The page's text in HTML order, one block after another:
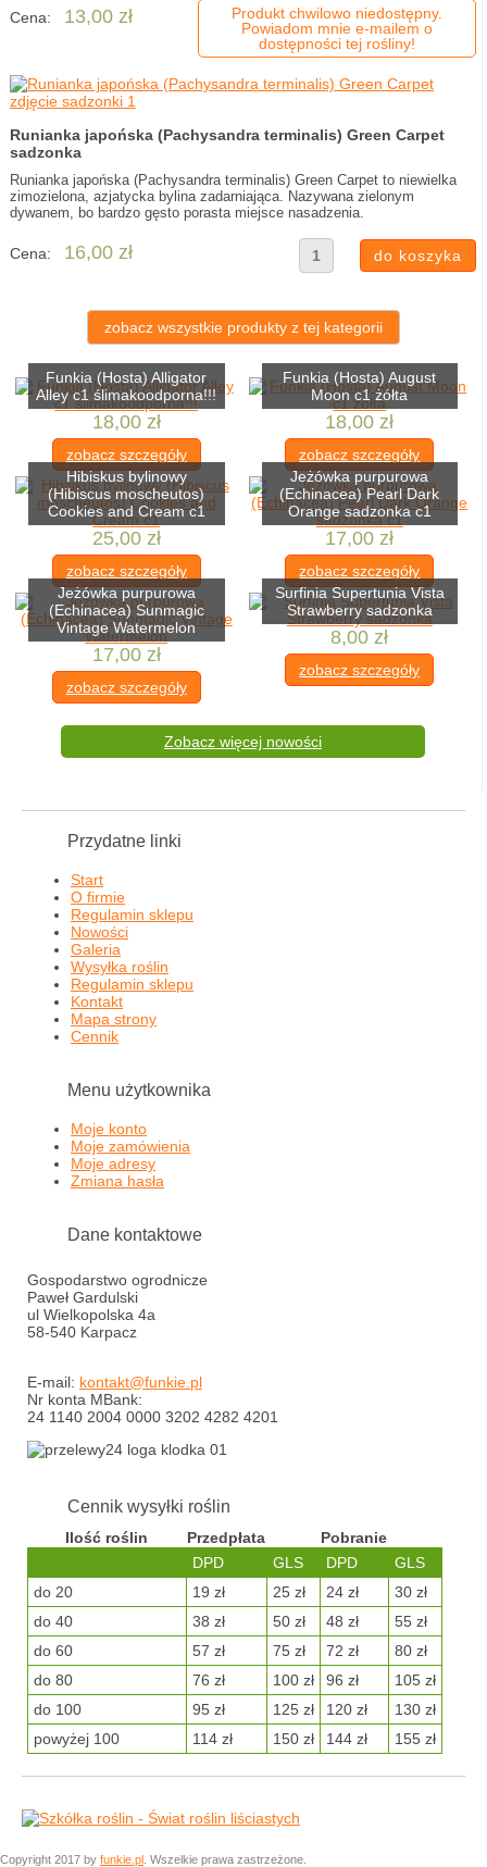
Cena: 13,00 zł
Produkt chwilowo niedostępny.
Powiadom mnie e-mailem o
dostępności tej rośliny!
Runianka japońska (Pachysandra terminalis) Green Carpet
sadzonka
Runianka japońska (Pachysandra terminalis) Green Carpet to niewielka
zimozielona, azjatycka bylina zadarniająca. Nazywana zielonym
dywanem, bo bardzo gęsto porasta miejsce nasadzenia.
Cena: 16,00 zł
zobacz wszystkie produkty z tej kategorii
Funkia (Hosta) Alligator
Alley c1 ślimakoodporna!!!
18,00 zł
zobacz szczegóły
Funkia (Hosta) August
Moon c1 żółta
18,00 zł
zobacz szczegóły
Hibiskus bylinowy
(Hibiscus moscheutos)
Cookies and Cream c1
25,00 zł
zobacz szczegóły
Jeżówka purpurowa
(Echinacea) Pearl Dark
Orange sadzonka c1
17,00 zł
zobacz szczegóły
Jeżówka purpurowa
(Echinacea) Sunmagic
Vintage Watermelon
17,00 zł
zobacz szczegóły
Surfinia Supertunia Vista
Strawberry sadzonka
8,00 zł
zobacz szczegóły
Zobacz więcej nowości
Przydatne linki
Start
O firmie
Regulamin sklepu
Nowości
Galeria
Wysyłka roślin
Regulamin sklepu
Kontakt
Mapa strony
Cennik
Menu użytkownika
Moje konto
Moje zamówienia
Moje adresy
Zmiana hasła
Dane kontaktowe
Gospodarstwo ogrodnicze
Paweł Gardulski
ul Wielkopolska 4a
58-540 Karpacz
E-mail: kontakt@funkie.pl
Nr konta MBank:
24 1140 2004 0000 3202 4282 4201
Cennik wysyłki roślin
Ilość roślin Przedpłata
Pobranie
DPD
GLS DPD
GLS
do 20
19 zł 25 zł 24 zł
30 zł
do 40
38 zł 50 zł 48 zł
55 zł
do 60
57 zł 75 zł 72 zł
80 zł
do 80
76 zł 100 zł 96 zł
105 zł
do 100
95 zł 125 zł 120 zł
130 zł
powyżej 100
114 zł 150 zł 144 zł 155 zł
Copyright 2017 by funkie.pl . Wszelkie prawa zastrzeżone.